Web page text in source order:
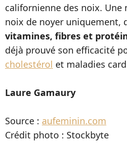
californienne des noix. Une
noix de noyer uniquement,
vitamines, fibres et
déjà prouvé son efficacité
cholestérol et maladies
Laure Gamaury
Source : aufeminin.com
Crédit photo : Stockbyte